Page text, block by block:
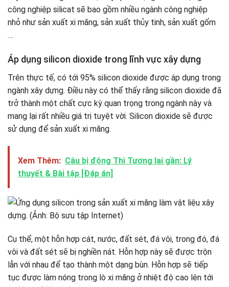
công nghiệp silicat sẽ bao gồm nhiều ngành công nghiệp
nhỏ như sản xuất xi măng, sản xuất thủy tinh, sản xuất gốm
…
Áp dụng silicon dioxide trong lĩnh vực xây dựng
Trên thực tế, có tới 95% silicon dioxide được áp dụng trong
ngành xây dựng. Điều này có thể thấy rằng silicon dioxide đã
trở thành một chất cực kỳ quan trọng trong ngành này và
mang lại rất nhiều giá trị tuyệt vời. Silicon dioxide sẽ được
sử dụng để sản xuất xi măng.
Xem Thêm: Câu bị động Thì Tương lai gần: Lý
thuyết & Bài tập [Đáp án]
Cụ thể, một hỗn hợp cát, nước, đất sét, đá vôi, trong đó, đá
vôi và đất sét sẽ bị nghiền nát. Hỗn hợp này sẽ được trộn
lẫn với nhau để tạo thành một dạng bùn. Hỗn hợp sẽ tiếp
tục được làm nóng trong lò xi măng ở nhiệt độ cao lên tới